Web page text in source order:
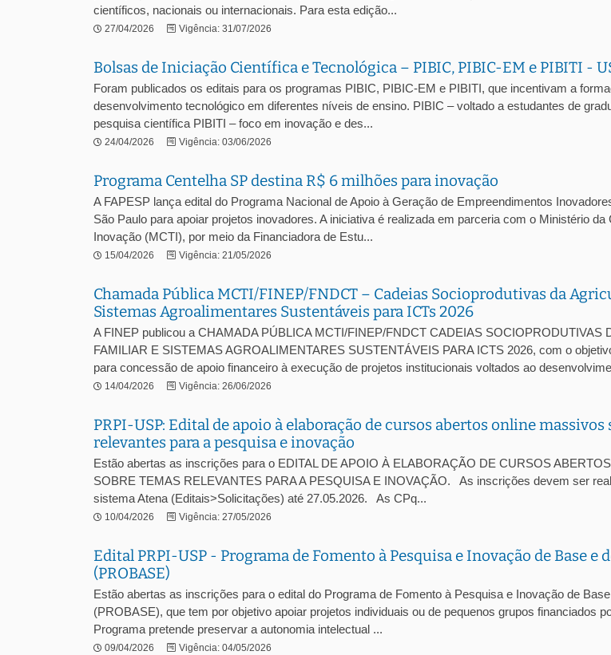
científicos, nacionais ou internacionais. Para esta edição...
27/04/2026 Vigência: 31/07/2026
Bolsas de Iniciação Científica e Tecnológica – PIBIC, PIBIC-EM e PIBITI -
Foram publicados os editais para os programas PIBIC, PIBIC-EM e PIBITI, que incentivam a
desenvolvimento tecnológico em diferentes níveis de ensino. PIBIC – voltado a estudantes de
pesquisa científica PIBITI – foco em inovação e des...
24/04/2026 Vigência: 03/06/2026
Programa Centelha SP destina R$ 6 milhões para inovação
A FAPESP lança edital do Programa Nacional de Apoio à Geração de Empreendimentos
São Paulo para apoiar projetos inovadores. A iniciativa é realizada em parceria com o Ministério da
Inovação (MCTI), por meio da Financiadora de Estu...
15/04/2026 Vigência: 21/05/2026
Chamada Pública MCTI/FINEP/FNDCT – Cadeias Socioprodutivas da
Sistemas Agroalimentares Sustentáveis para ICTs 2026
A FINEP publicou a CHAMADA PÚBLICA MCTI/FINEP/FNDCT CADEIAS SOCIOPRODUTIVAS
FAMILIAR E SISTEMAS AGROALIMENTARES SUSTENTÁVEIS PARA ICTS 2026, com o
para concessão de apoio financeiro à execução de projetos institucionais voltados ao
14/04/2026 Vigência: 26/06/2026
PRPI-USP: Edital de apoio à elaboração de cursos abertos online massivos
relevantes para a pesquisa e inovação
Estão abertas as inscrições para o EDITAL DE APOIO À ELABORAÇÃO DE CURSOS
SOBRE TEMAS RELEVANTES PARA A PESQUISA E INOVAÇÃO. As inscrições devem ser
sistema Atena (Editais>Solicitações) até 27.05.2026. As CPq...
10/04/2026 Vigência: 27/05/2026
Edital PRPI-USP - Programa de Fomento à Pesquisa e Inovação de Base
(PROBASE)
Estão abertas as inscrições para o edital do Programa de Fomento à Pesquisa e Inovação de
(PROBASE), que tem por objetivo apoiar projetos individuais ou de pequenos grupos financiados
Programa pretende preservar a autonomia intelectual ...
09/04/2026 Vigência: 04/05/2026